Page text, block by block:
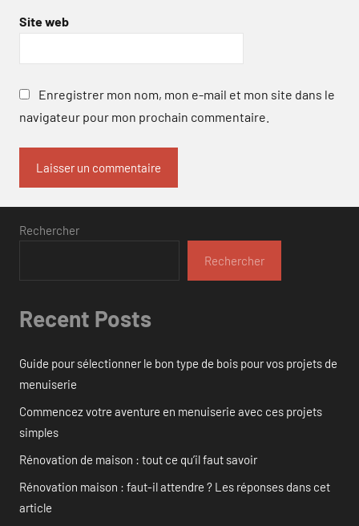
Site web
Enregistrer mon nom, mon e-mail et mon site dans le
navigateur pour mon prochain commentaire.
Rechercher
Rechercher
Recent Posts
Guide pour sélectionner le bon type de bois pour vos projets de
menuiserie
Commencez votre aventure en menuiserie avec ces projets
simples
Rénovation de maison : tout ce qu’il faut savoir
Rénovation maison : faut-il attendre ? Les réponses dans cet
article